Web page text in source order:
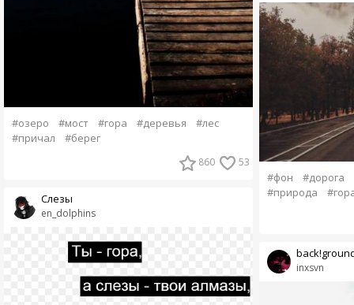
#озеро #мост #гора #деревья
#лес
#причал
#берег
860 53
en_dolphins
Слезы
#фон #дорога
#природа
inxsvn